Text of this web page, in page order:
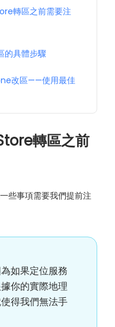
轉區之前需要注
的具體步驟
改區——使用最佳
轉區之前
些事項需要我們提前注
如果定位服務
你的實際地理
得我們無法手